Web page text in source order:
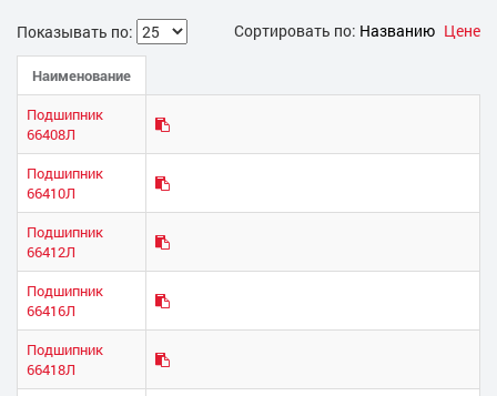
Показывать по: Сортировать по: Названию Цене
Наименование
Подшипник
66408Л
Подшипник
66410Л
Подшипник
66412Л
Подшипник
66416Л
Подшипник
66418Л